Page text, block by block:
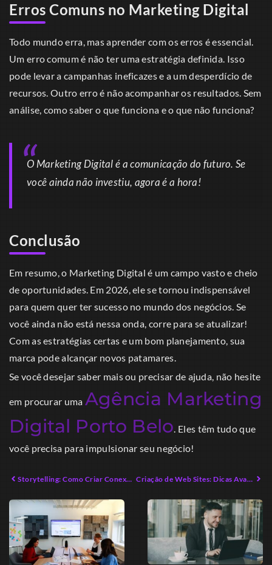
Erros Comuns no Marketing Digital
Todo mundo erra, mas aprender com os erros é essencial.
Um erro comum é não ter uma estratégia definida. Isso
pode levar a campanhas ineficazes e a um desperdício de
recursos. Outro erro é não acompanhar os resultados. Sem
análise, como saber o que funciona e o que não funciona?
O Marketing Digital é a comunicação do futuro. Se
você ainda não investiu, agora é a hora!
Conclusão
Em resumo, o Marketing Digital é um campo vasto e cheio
de oportunidades. Em 2026, ele se tornou indispensável
para quem quer ter sucesso no mundo dos negócios. Se
você ainda não está nessa onda, corre para se atualizar!
Com as estratégias certas e um bom planejamento, sua
marca pode alcançar novos patamares.
Se você desejar saber mais ou precisar de ajuda, não hesite
em procurar uma Agência Marketing
Digital Porto Belo . Eles têm tudo que
você precisa para impulsionar seu negócio!
Storytelling: Como Criar Conexões Emocionais Duradouras Criação de Web Sites: Dicas Avançadas para Conquistar Resultados